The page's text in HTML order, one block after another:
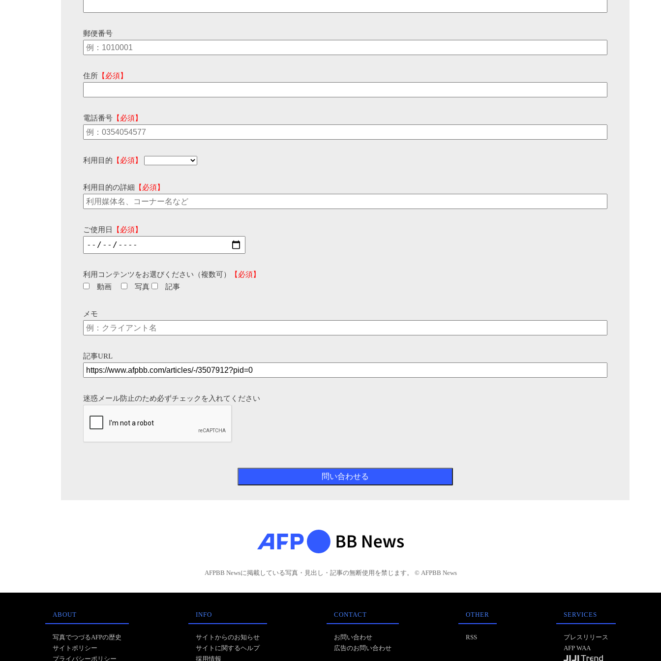
郵便番号
住所 【必須】
電話番号 【必須】
利用目的 【必須】
利用目的の詳細 【必須】
ご使用日 【必須】
利用コンテンツをお選びください（複数可）
【必須】
動画
写真 記事
メモ
記事URL
迷惑メール防止のため必ずチェックを入れてください
AFPBB Newsに掲載している写真・見出し・記事の無断使用を禁じます。 © AFPBB News
ABOUT
写真でつづるAFPの歴史
サイトポリシー
プライバシーポリシー
INFO
サイトからのお知らせ
サイトに関するヘルプ
採用情報
CONTACT
お問い合わせ
広告のお問い合わせ
OTHER
RSS
SERVICES
プレスリリース
AFP WAA